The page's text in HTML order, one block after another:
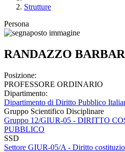
Strutture
Persona
RANDAZZO
Posizione:
PROFESSORE ORDINARIO
Dipartimento:
Dipartimento di Diritto Pubblico
Gruppo Scientifico Disciplinare
Gruppo 12/GIUR-05 - DIRITTO
PUBBLICO
SSD
Settore GIUR-05/A - Diritto